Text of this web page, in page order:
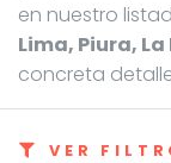
en nuestro
Lima, Piura,
concreta
VER